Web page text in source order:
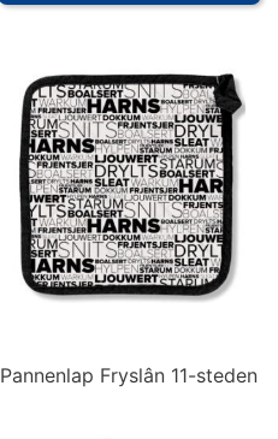
Pannenlap Fryslân 11-steden